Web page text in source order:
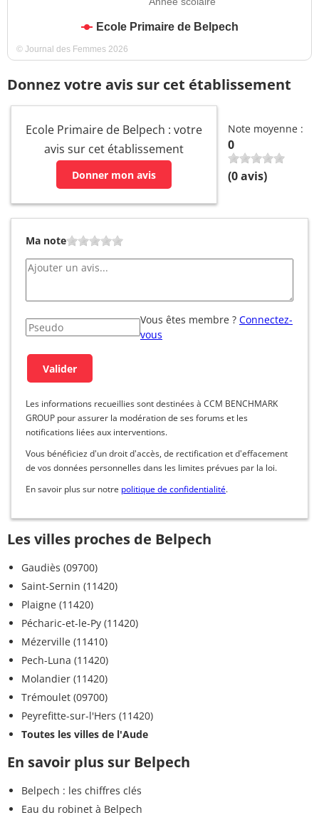
Ecole Primaire de Belpech
© Journal des Femmes 2026
Donnez votre avis sur cet établissement
Ecole Primaire de Belpech : votre
avis sur cet établissement
Donner mon avis
Note moyenne :
0
(0avis)
Ma note
Vous êtes membre ? Connectez-
vous
Les informations recueillies sont destinées à CCM BENCHMARK
GROUP pour assurer la modération de ses forums et les
notifications liées aux interventions.
Vous bénéficiez d'un droit d'accès, de rectification et d'effacement
de vos données personnelles dans les limites prévues par la loi.
En savoir plus sur notre politique de confidentialité.
Les villes proches de Belpech
Gaudiès (09700)
Saint-Sernin (11420)
Plaigne (11420)
Pécharic-et-le-Py (11420)
Mézerville (11410)
Pech-Luna (11420)
Molandier (11420)
Trémoulet (09700)
Peyrefitte-sur-l'Hers (11420)
Toutes les villes de l'Aude
En savoir plus sur Belpech
Belpech : les chiffres clés
Eau du robinet à Belpech